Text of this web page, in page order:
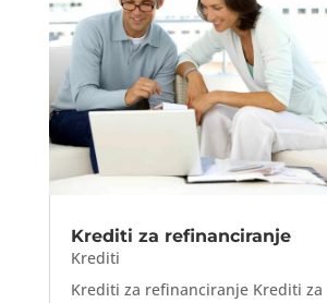
Krediti za refinanciranje
Krediti
Krediti za refinanciranje Krediti za